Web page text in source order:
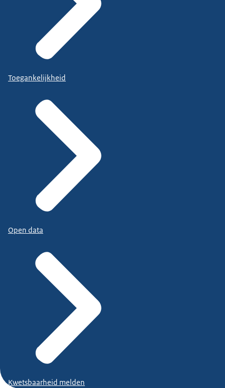
Toegankelijkheid
Open data
Kwetsbaarheid melden